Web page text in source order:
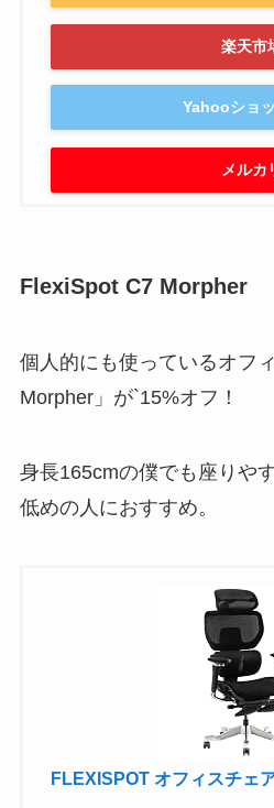
楽天市
Yahooショ
メルカ
FlexiSpot C7 Morpher
個人的にも使っているオフ
Morpher」が`15%オフ！
身長165cmの僕でも座りや
低めの人におすすめ。
FLEXISPOT オフィスチェ